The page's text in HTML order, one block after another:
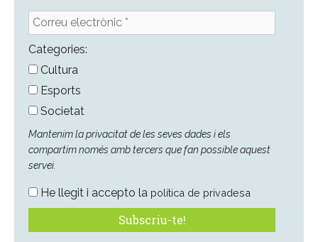
Correu
electrònic
*Categories:
Cultura
Esports
Societat
Mantenim la privacitat de les seves dades i els
compartim només amb tercers que fan possible aquest
servei.
He llegit i accepto la política de privadesa